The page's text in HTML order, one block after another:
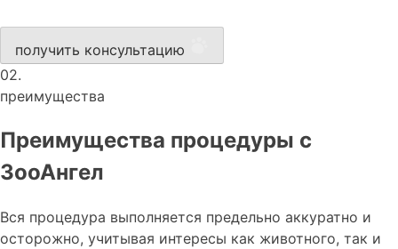
получить консультацию
02.
преимущества
Преимущества процедуры с
ЗооАнгел
Вся процедура выполняется предельно аккуратно и
осторожно, учитывая интересы как животного, так и